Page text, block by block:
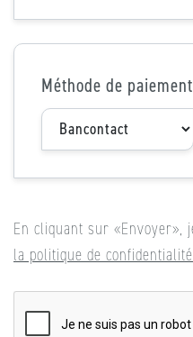
Méthode de paiement
En cliquant sur «Envoyer»,
la politique de confidentialité